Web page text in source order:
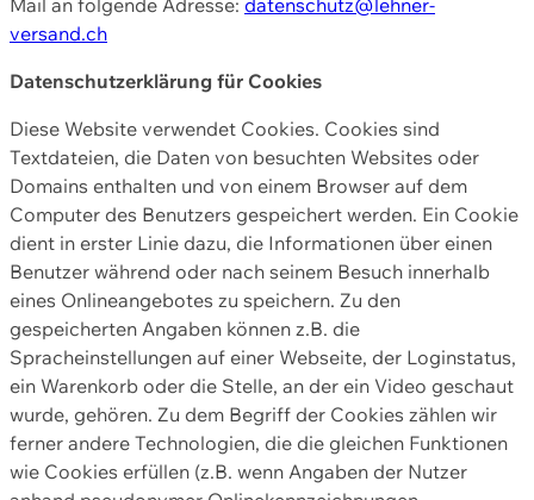
versand.ch
Datenschutzerklärung für Cookies
Diese Website verwendet Cookies. Cookies sind
Textdateien, die Daten von besuchten Websites oder
Domains enthalten und von einem Browser auf dem
Computer des Benutzers gespeichert werden. Ein Cookie
dient in erster Linie dazu, die Informationen über einen
Benutzer während oder nach seinem Besuch innerhalb
eines Onlineangebotes zu speichern. Zu den
gespeicherten Angaben können z.B. die
Spracheinstellungen auf einer Webseite, der Loginstatus,
ein Warenkorb oder die Stelle, an der ein Video geschaut
wurde, gehören. Zu dem Begriff der Cookies zählen wir
ferner andere Technologien, die die gleichen Funktionen
wie Cookies erfüllen (z.B. wenn Angaben der Nutzer